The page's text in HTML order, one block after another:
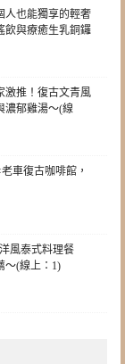
人也能獨享的輕奢
飲與療癒生乳銅鑼
激推！復古文青風
濃郁雞湯～(線
車復古咖啡館，
風泰式料理餐
～(線上：1)